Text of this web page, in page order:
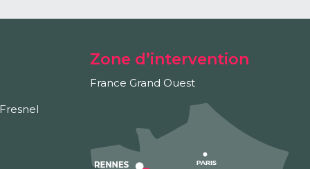
Zone d’intervention
France Grand Ouest